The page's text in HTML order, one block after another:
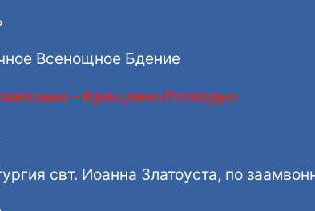
Всенощное Бдение
– Крещение Господне
свт. Иоанна Златоуста, по